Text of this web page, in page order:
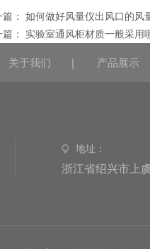
篇： 如何做好风量仪出风口的风
： 实验室通风柜材质一般采用
关于我们 | 产品展示
地址：